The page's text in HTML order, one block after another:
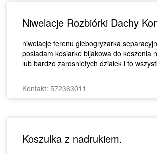
Niwelacje Rozbiórki Dachy
niwelacje terenu glebogryzarka
posiadam kosiarke bijakowa do koszenia
lub bardzo zarosnietych dzialek i to
Kontakt: 572363011
Koszulka z nadrukiem.